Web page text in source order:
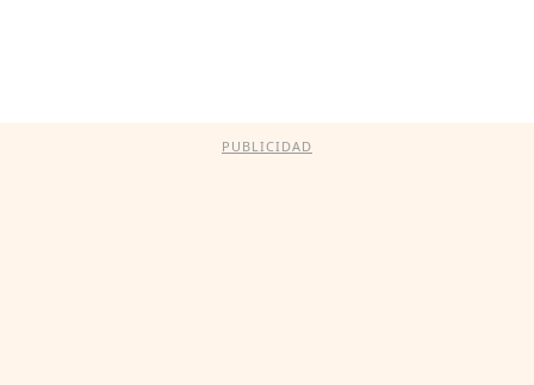
PUBLICIDAD